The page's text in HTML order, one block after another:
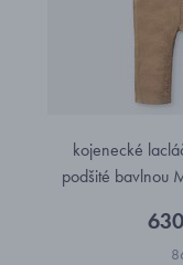
kojenecké
podšité bavlnou